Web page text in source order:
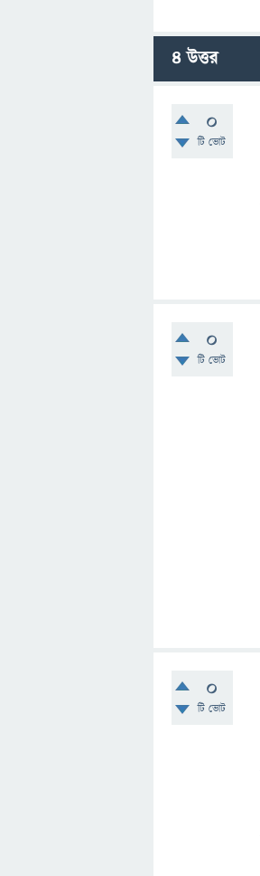
4উত্তর
0
টি ভোট
0
টি ভোট
0
টি ভোট